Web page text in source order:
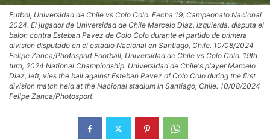
Futbol, Universidad de Chile vs Colo Colo. Fecha 19, Campeonato Nacional
2024. El jugador de Universidad de Chile Marcelo Diaz, izquierda, disputa el
balon contra Esteban Pavez de Colo Colo durante el partido de primera
division disputado en el estadio Nacional en Santiago, Chile. 10/08/2024
Felipe Zanca/Photosport Football, Universidad de Chile vs Colo Colo. 19th
turn, 2024 National Championship. Universidad de Chile's player Marcelo
Diaz, left, vies the ball against Esteban Pavez of Colo Colo during the first
division match held at the Nacional stadium in Santiago, Chile. 10/08/2024
Felipe Zanca/Photosport